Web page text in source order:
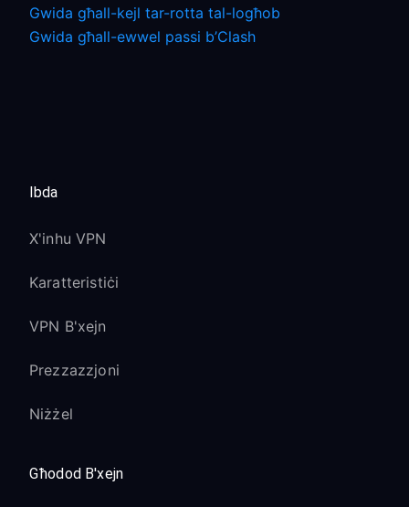
Gwida għall-kejl tar-rotta tal-logħob
Gwida għall-ewwel passi b’Clash
Ibda
X'inhu VPN
Karatteristiċi
VPN B'xejn
Prezzazzjoni
Niżżel
Għodod B'xejn